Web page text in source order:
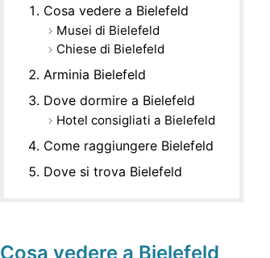
Cosa vedere a Bielefeld
Musei di Bielefeld
Chiese di Bielefeld
Arminia Bielefeld
Dove dormire a Bielefeld
Hotel consigliati a Bielefeld
Come raggiungere Bielefeld
Dove si trova Bielefeld
Cosa vedere a Bielefeld